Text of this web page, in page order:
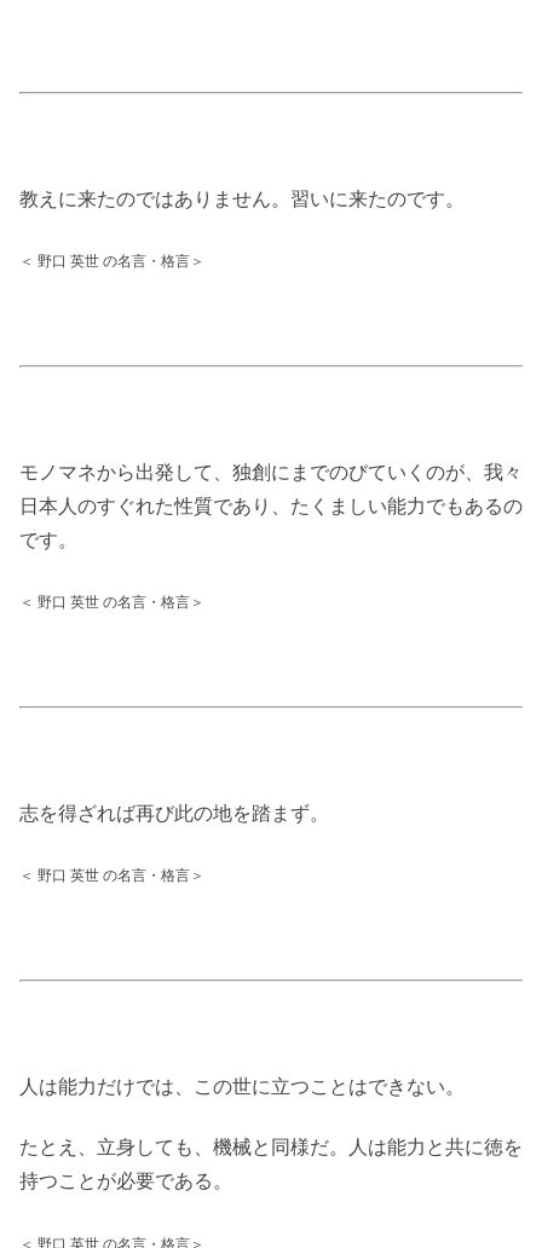
教えに来たのではありません。習いに来たのです。
＜ 野口 英世 の名言・格言＞
モノマネから出発して、独創にまでのびていくのが、我々
日本人のすぐれた性質であり、たくましい能力でもあるの
です。
＜ 野口 英世 の名言・格言＞
志を得ざれば再び此の地を踏まず。
＜ 野口 英世 の名言・格言＞
人は能力だけでは、この世に立つことはできない。
たとえ、立身しても、機械と同様だ。人は能力と共に徳を
持つことが必要である。
＜ 野口 英世 の名言・格言＞